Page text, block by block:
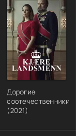
Дорогие
соотечественники
(2021)